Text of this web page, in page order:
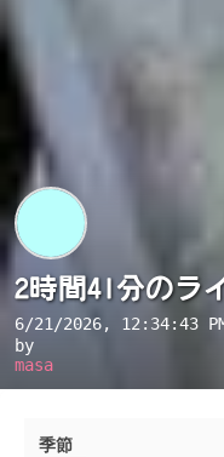
2時間41分のラ
6/21/2026, 12:34:43
by
masa
季節